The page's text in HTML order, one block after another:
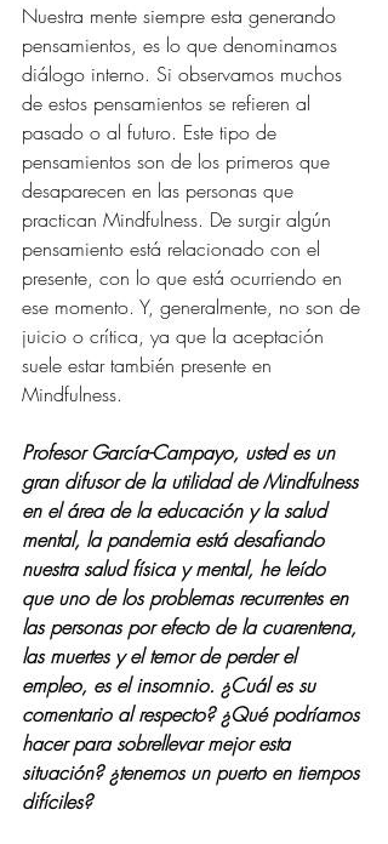
Nuestra mente siempre esta generando
pensamientos, es lo que denominamos
diálogo interno. Si observamos muchos
de estos pensamientos se refieren al
pasado o al futuro. Este tipo de
pensamientos son de los primeros que
desaparecen en las personas que
practican Mindfulness. De surgir algún
pensamiento está relacionado con el
presente, con lo que está ocurriendo en
ese momento. Y, generalmente, no son de
juicio o crítica, ya que la aceptación
suele estar también presente en
Mindfulness.
Profesor García-Campayo, usted es un
gran difusor de la utilidad de Mindfulness
en el área de la educación y la salud
mental, la pandemia está desafiando
nuestra salud física y mental, he leído
que uno de los problemas recurrentes en
las personas por efecto de la cuarentena,
las muertes y el temor de perder el
empleo, es el insomnio. ¿Cuál es su
comentario al respecto? ¿Qué podríamos
hacer para sobrellevar mejor esta
situación? ¿tenemos un puerto en tiempos
difíciles?